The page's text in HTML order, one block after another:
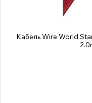
Кабель Wire World